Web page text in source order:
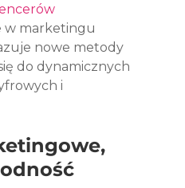
w marketingu
nowe metody
do dynamicznych
i